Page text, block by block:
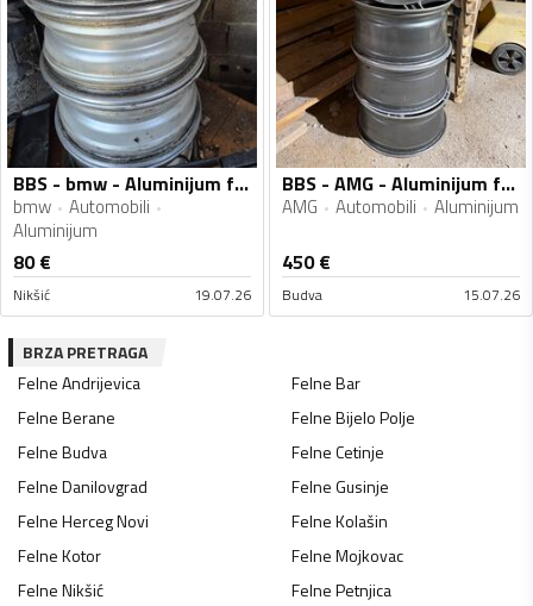
BBS - bmw - Aluminijum felne
bmw
Automobili
Aluminijum
80€
Nikšić 19.07.26
BBS - AMG - Aluminijum felne
AMG Automobili Aluminijum
450€
Budva 15.07.26
BRZA PRETRAGA
FelneAndrijevica FelneBar
FelneBerane FelneBijelo Polje
FelneBudva FelneCetinje
FelneDanilovgrad FelneGusinje
FelneHerceg Novi FelneKolašin
FelneKotor FelneMojkovac
FelneNikšić FelnePetnjica